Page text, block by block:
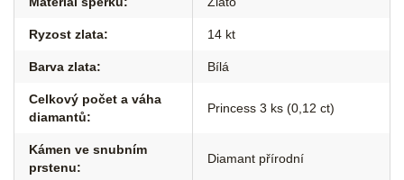
Ryzost zlata: 14 kt
Barva zlata: Bílá
Celkový počet a váha
diamantů:
Princess 3 ks (0,12 ct)
Kámen ve snubním
prstenu:
Diamant přírodní